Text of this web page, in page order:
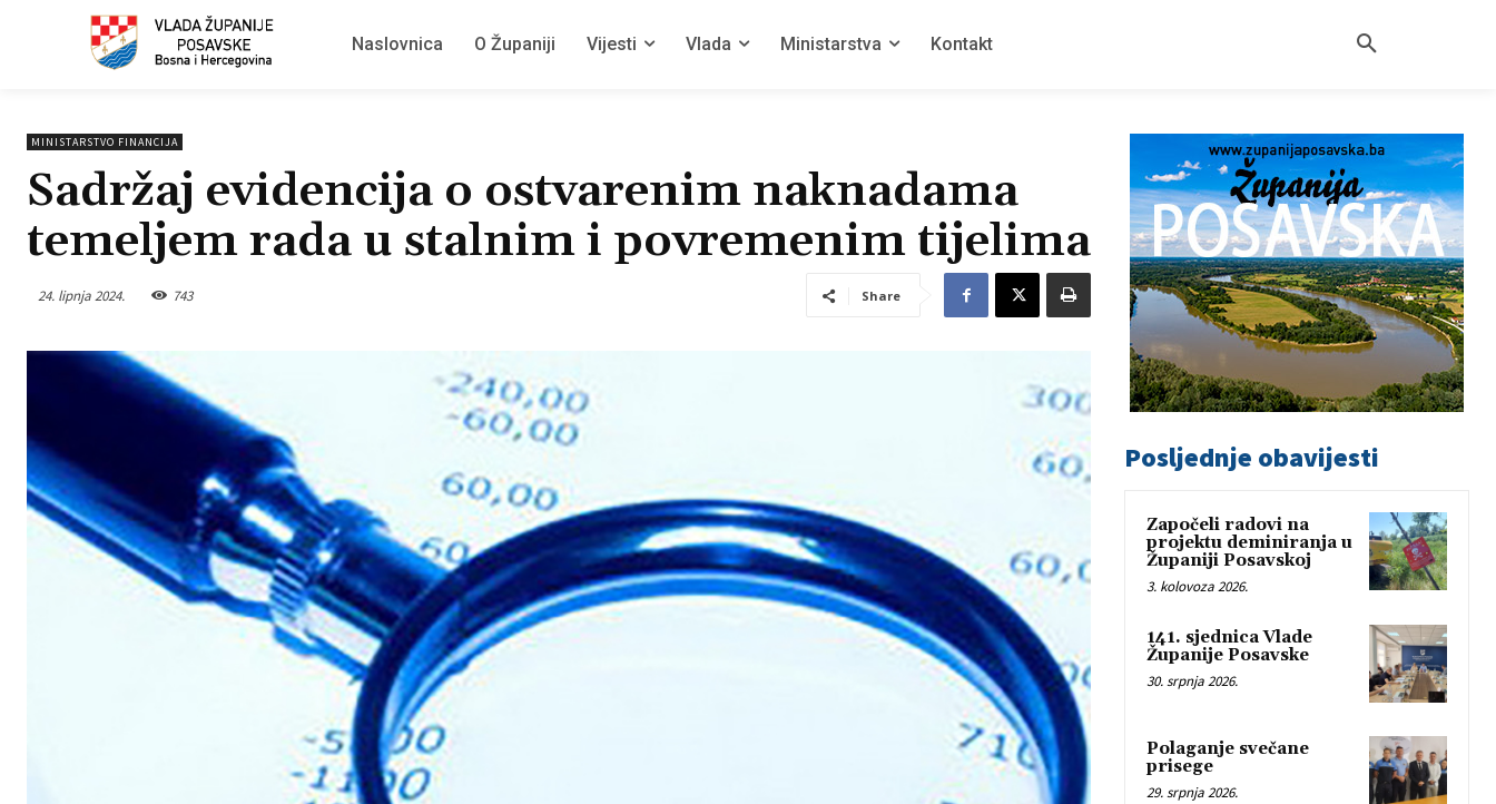
Naslovnica O Županiji Vijesti Vlada Ministarstva Kontakt
MINISTARSTVO FINANCIJA
Sadržaj evidencija o ostvarenim naknadama
temeljem rada u stalnim i povremenim tijelima
24. lipnja 2024. 743 Share
Posljednje obavijesti
Započeli radovi na
projektu deminiranja u
Županiji Posavskoj
3. kolovoza 2026.
141. sjednica Vlade
Županije Posavske
30. srpnja 2026.
Polaganje svečane
prisege
29. srpnja 2026.